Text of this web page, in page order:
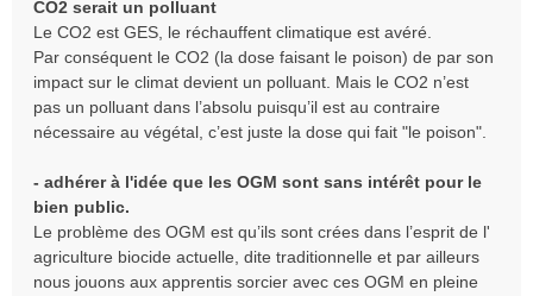
CO2 serait un polluant
Le CO2 est GES, le réchauffent climatique est avéré.
Par conséquent le CO2 (la dose faisant le poison) de par son
impact sur le climat devient un polluant. Mais le CO2 n’est
pas un polluant dans l’absolu puisqu’il est au contraire
nécessaire au végétal, c’est juste la dose qui fait "le poison".
- adhérer à l'idée que les OGM sont sans intérêt pour le
bien public.
Le problème des OGM est qu’ils sont crées dans l’esprit de l'
agriculture biocide actuelle, dite traditionnelle et par ailleurs
nous jouons aux apprentis sorcier avec ces OGM en pleine